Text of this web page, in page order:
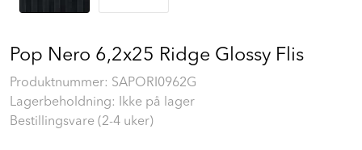
Pop Nero 6,2x25 Ridge Glossy Flis
Produktnummer: SAPORI0962G
Lagerbeholdning: Ikke på lager
Bestillingsvare (2-4 uker)